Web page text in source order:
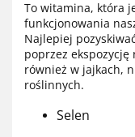
To witamina, która
funkcjonowania
Najlepiej
poprzez ekspozycję
również w jajkach,
roślinnych.
Selen